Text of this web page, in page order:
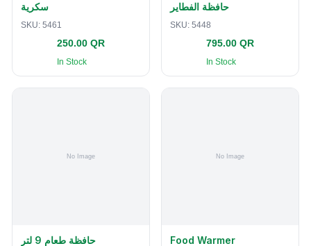
سكرية
SKU: 5461
250.00 QR
In Stock
حافظة الفطاير
SKU: 5448
795.00 QR
In Stock
حافظة طعام 9 لتر Food Warmer